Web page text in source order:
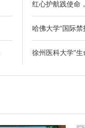
红心护航践使命
哈佛大学“国际
徐州医科大学"